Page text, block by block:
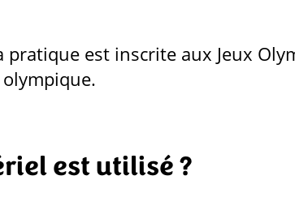
pratique est inscrite aux Jeux
est utilisé ?